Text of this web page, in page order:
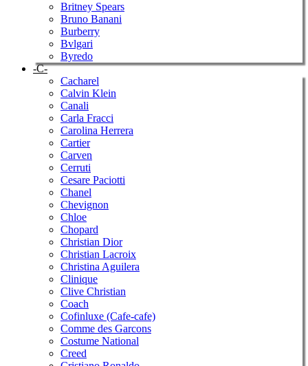
Britney Spears
Bruno Banani
Burberry
Bvlgari
Byredo
-C-
Cacharel
Calvin Klein
Canali
Carla Fracci
Carolina Herrera
Cartier
Carven
Cerruti
Cesare Paciotti
Chanel
Chevignon
Chloe
Chopard
Christian Dior
Christian Lacroix
Christina Aguilera
Clinique
Clive Christian
Coach
Cofinluxe (Cafe-cafe)
Comme des Garcons
Costume National
Creed